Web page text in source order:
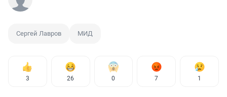
Сергей Лавров МИД
3 26 0 7 1